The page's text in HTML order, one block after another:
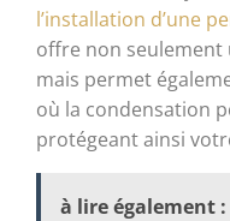
l’installation d’une
offre non seulement
mais permet
où la condensation
protégeant ainsi
à lire également :